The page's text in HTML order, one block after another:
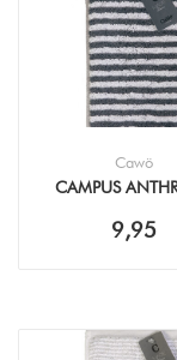
Cawö
CAMPUS
9,95